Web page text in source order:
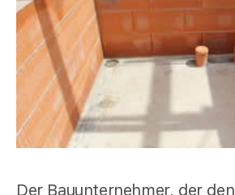
Der Bauunternehmer, der